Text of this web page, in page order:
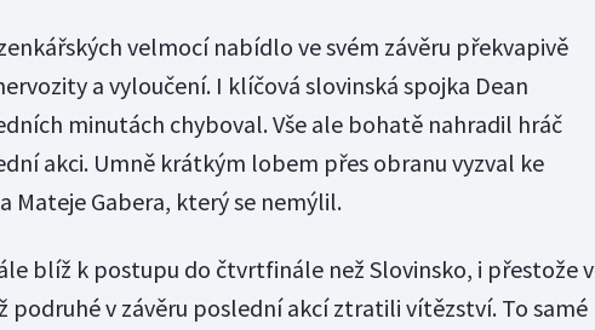
velmocí nabídlo ve svém závěru překvapivě
a vyloučení. I klíčová slovinská spojka Dean
minutách chyboval. Vše ale bohatě nahradil hráč
akci. Umně krátkým lobem přes obranu vyzval ke
Mateje Gabera, který se nemýlil.
blíž k postupu do čtvrtfinále než Slovinsko, i přestože v
podruhé v závěru poslední akcí ztratili vítězství. To samé